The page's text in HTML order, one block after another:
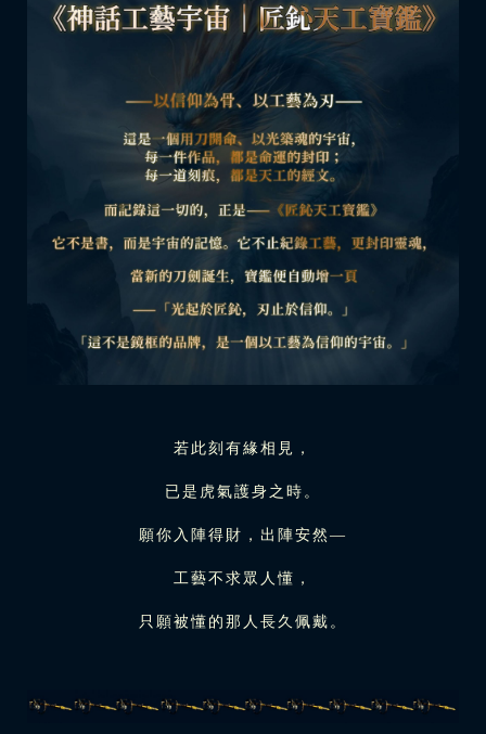
若此刻有緣相見，
已是虎氣護身之時。
願你入陣得財，出陣安然—
工藝不求眾人懂，
只願被懂的那人長久佩戴。